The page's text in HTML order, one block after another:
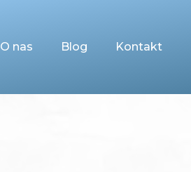
O nas Blog
Kontakt